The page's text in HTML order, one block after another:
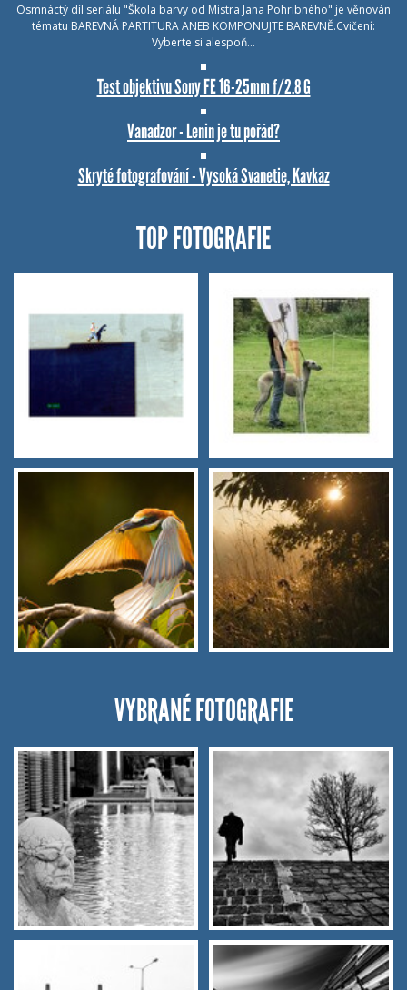
Osmnáctý díl seriálu "Škola barvy od Mistra Jana Pohribného" je věnován
tématu BAREVNÁ PARTITURA ANEB KOMPONUJTE BAREVNĚ.Cvičení:
Vyberte si alespoň…
Test objektivu Sony FE 16-25mm f/2.8 G
Vanadzor - Lenin je tu pořád?
Skryté fotografování - Vysoká Svanetie, Kavkaz
TOP FOTOGRAFIE
VYBRANÉ FOTOGRAFIE